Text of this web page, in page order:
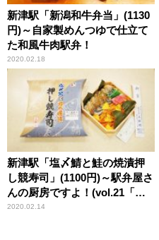
新津駅「新潟和牛弁当」(1130
円)～自家製めんつゆで仕立て
た和風牛肉駅弁！
2020.02.18
新津駅「塩〆鯖と鮭の焼漬押
し競寿司」(1100円)～駅弁屋さ
んの厨房ですよ！(vol.21「三
新軒」編(5))
2020.02.14